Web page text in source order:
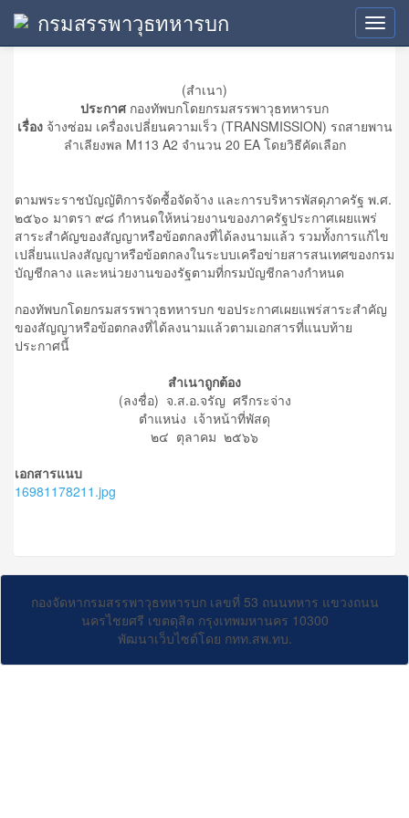
กรมสรรพาวุธทหารบก
ข้อมูลสาระสำคัญในสัญญา
(สำเนา)
ประกาศกองทัพบกโดยกรมสรรพาวุธทหารบก
เรื่องจ้างซ่อม เครื่องเปลี่ยนความเร็ว (TRANSMISSION) รถสายพาน
ลำเลียงพล M113 A2 จำนวน 20 EA โดยวิธีคัดเลือก
ตามพระราชบัญญัติการจัดซื้อจัดจ้าง และการบริหารพัสดุภาครัฐ พ.ศ.
๒๕๖๐ มาตรา ๙๘ กำหนดให้หน่วยงานของภาครัฐประกาศเผยแพร่
สาระสำคัญของสัญญาหรือข้อตกลงที่ได้ลงนามแล้ว รวมทั้งการแก้ไข
เปลี่ยนแปลงสัญญาหรือข้อตกลงในระบบเครือข่ายสารสนเทศของกรม
บัญชีกลาง และหน่วยงานของรัฐตามที่กรมบัญชีกลางกำหนด
กองทัพบกโดยกรมสรรพาวุธทหารบก ขอประกาศเผยแพร่สาระสำคัญ
ของสัญญาหรือข้อตกลงที่ได้ลงนามแล้วตามเอกสารที่แนบท้าย
ประกาศนี้
สำเนาถูกต้อง
(ลงชื่อ) จ.ส.อ.จรัญ ศรีกระจ่าง
ตำแหน่ง เจ้าหน้าที่พัสดุ
๒๔ ตุลาคม ๒๕๖๖
เอกสารแนบ
16981178211.jpg
กองจัดหากรมสรรพาวุธทหารบก เลขที่ 53 ถนนทหาร แขวงถนน
นครไชยศรี เขตดุสิต กรุงเทพมหานคร 10300
พัฒนาเว็บไซต์โดย กทท.สพ.ทบ.